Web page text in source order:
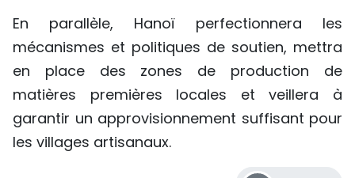
En parallèle, Hanoï perfectionnera les
mécanismes et politiques de soutien, mettra
en place des zones de production de
matières premières locales et veillera à
garantir un approvisionnement suffisant pour
les villages artisanaux.